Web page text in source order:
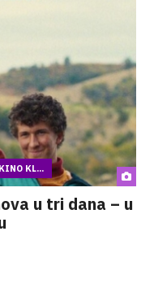
KL...
u tri dana – u